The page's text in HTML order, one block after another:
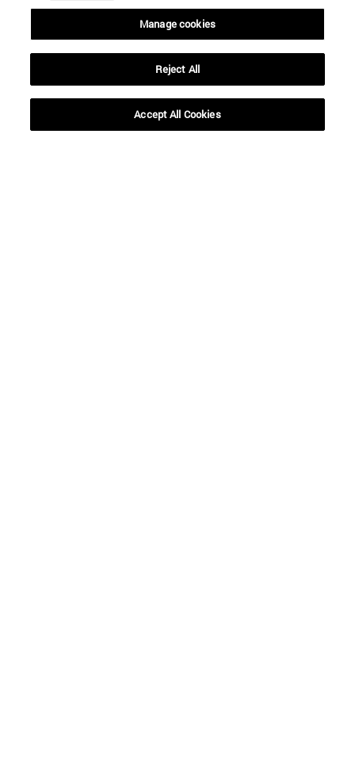
BUSCAR
Manage cookies
Reject All
Accept All Cookies